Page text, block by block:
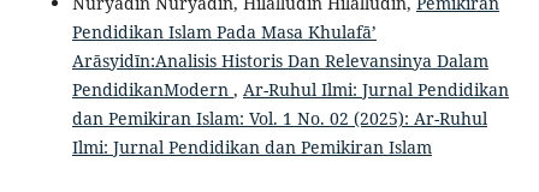
Pendidikan Islam Pada Masa Khulafā’
Arāsyidīn:Analisis Historis Dan Relevansinya Dalam
PendidikanModern , Ar-Ruhul Ilmi: Jurnal Pendidikan
dan Pemikiran Islam: Vol. 1 No. 02 (2025): Ar-Ruhul
Ilmi: Jurnal Pendidikan dan Pemikiran Islam